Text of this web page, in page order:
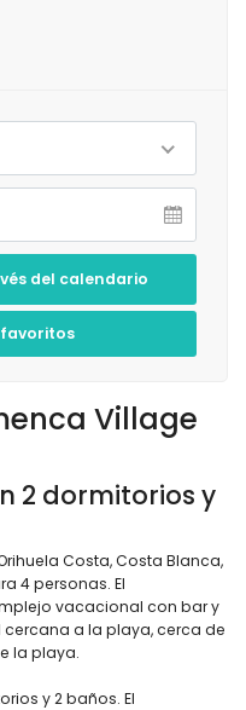
Village
2 dormitorios y
Costa, Costa Blanca,
4 personas. El
vacacional con bar y
a la playa, cerca de
la playa.
y 2 baños. El
del calendario